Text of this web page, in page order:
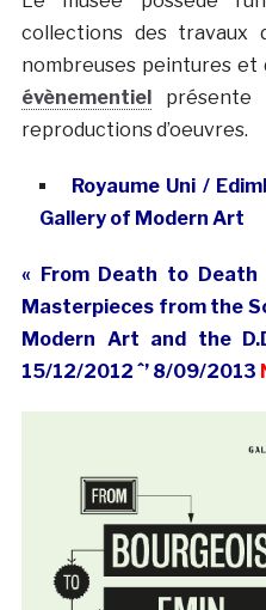
collections des travaux
nombreuses peintures et
évènementiel
présente
reproductions d’oeuvres.
Royaume Uni /
Gallery of Modern Art
« From Death to Death
Masterpieces from the
Modern Art and the
15/12/2012 ˆ’ 8/09/2013